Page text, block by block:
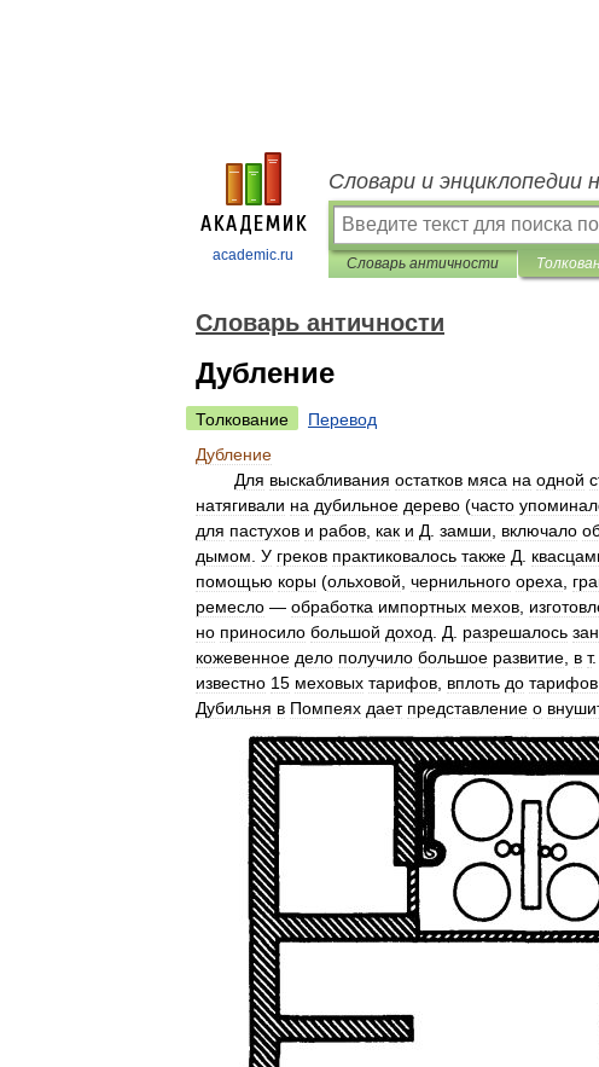
academic.ru
Словари и энциклопедии
Словарь античности
Словарь античности
Дубление
Толкование
Перевод
Дубление
Для выскабливания остатков мяса на одной
натягивали на дубильное дерево (часто
для пастухов и рабов как и Д замши включало
дымом У греков практиковалось также Д
помощью коры (ольховой чернильного ореха
ремесло — обработка импортных мехов
но приносило большой доход Д разрешалось
кожевенное дело получило большое развитие в т.
известно 15 меховых тарифов вплоть до тарифов
Дубильня в Помпеях дает представление о